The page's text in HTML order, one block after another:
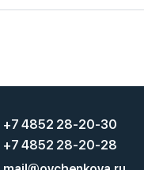
+7 4852 28-20-30
+7 4852 28-20-28